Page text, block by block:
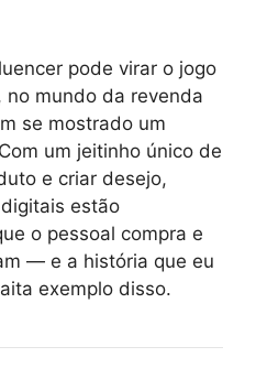
pode virar o jogo
no mundo da revenda
se mostrado um
um jeitinho único de
e criar desejo,
estão
o pessoal compra e
— e a história que eu
exemplo disso.